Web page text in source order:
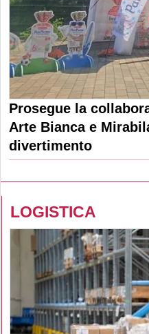
Prosegue la
Arte Bianca e
divertimento
LOGISTICA